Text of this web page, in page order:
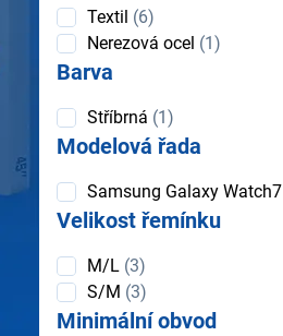
Materiál
řemínku
Textil (6)
Nerezová ocel (1)
Barva
BarvaStříbrná (1)
Modelová řada
Modelová
řada
Samsung Galaxy Watch7
Velikost řemínku
Velikost
řemínku
M/L (3)
S/M (3)
Minimální obvod